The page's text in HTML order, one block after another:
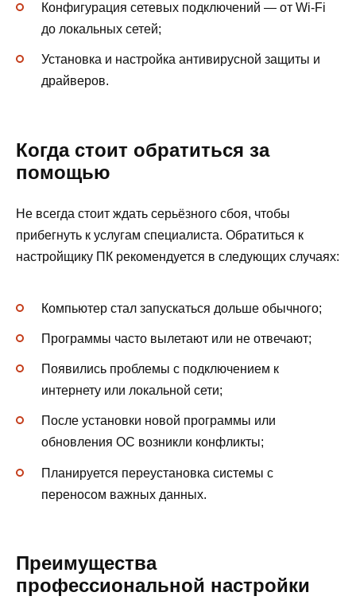
Конфигурация сетевых подключений — от Wi-Fi
до локальных сетей;
Установка и настройка антивирусной защиты и
драйверов.
Когда стоит обратиться за
помощью
Не всегда стоит ждать серьёзного сбоя, чтобы
прибегнуть к услугам специалиста. Обратиться к
настройщику ПК рекомендуется в следующих случаях:
Компьютер стал запускаться дольше обычного;
Программы часто вылетают или не отвечают;
Появились проблемы с подключением к
интернету или локальной сети;
После установки новой программы или
обновления ОС возникли конфликты;
Планируется переустановка системы с
переносом важных данных.
Преимущества
профессиональной настройки